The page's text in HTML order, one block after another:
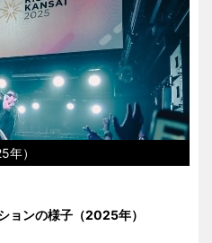
年）
ョンの様子（2025年）